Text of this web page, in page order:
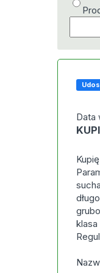
Data
klasa